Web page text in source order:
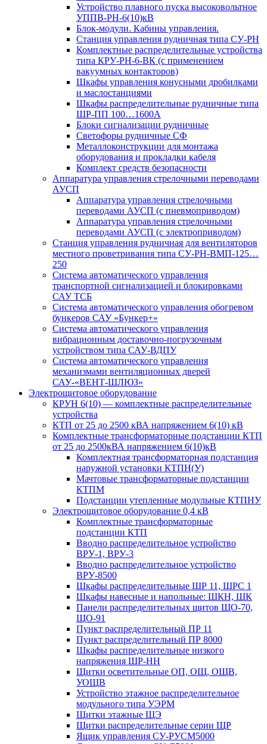
Устройство плавного пуска высоковольтное
УППВ-РН-6(10)кВ
Блок-модули. Кабины управления.
Станция управления рудничная типа СУ-РН
Комплектные распределительные устройства
типа КРУ-РН-6-ВК (с применением
вакуумных контакторов)
Шкафы управления конусными дробилками
и маслостанциями
Шкафы распределительные рудничные типа
ШР-ПП 100…1600А
Блоки сигнализации рудничные
Светофоры рудничные СФ
Металлоконструкции для монтажа
оборудования и прокладки кабеля
Комплект средств безопасности
Аппаратура управления стрелочными переводами
АУСП
Аппаратура управления стрелочными
переводами АУСП (с пневмоприводом)
Аппаратура управления стрелочными
переводами АУСП (с электроприводом)
Станция управления рудничная для вентиляторов
местного проветривания типа СУ-РН-ВМП-125…
250
Система автоматического управления
транспортной сигнализацией и блокировками
САУ ТСБ
Система автоматического управления обогревом
бункеров САУ «Бункер+»
Система автоматического управления
вибрационным доставочно-погрузочным
устройством типа САУ-ВДПУ
Система автоматического управления
механизмами вентиляционных дверей
САУ-«ВЕНТ-ШЛЮЗ»
Электрощитовое оборудование
КРУН 6(10) — комплектные распределительные
устройства
КТП от 25 до 2500 кВА напряжением 6(10) кВ
Комплектные трансформаторные подстанции КТП
от 25 до 2500кВА напряжением 6(10)кВ
Комплектная трансформаторная подстанция
наружной установки КТПН(У)
Мачтовые трансформаторные подстанции
КТПМ
Подстанции утепленные модульные КТПНУ
Электрощитовое оборудование 0,4 кВ
Комплектные трансформаторные
подстанции КТП
Вводно распределительное устройство
ВРУ-1, ВРУ-3
Вводно распределительное устройство
ВРУ-8500
Шкафы распределительные ШР 11, ШРС 1
Шкафы навесные и напольные: ШКН, ШК
Панели распределительных щитов ЩО-70,
ЩО-91
Пункт распределительный ПР 11
Пункт распределительный ПР 8000
Шкафы распределительные низкого
напряжения ШР-НН
Щитки осветительные ОП, ОЩ, ОЩВ,
УОЩВ
Устройство этажное распределительное
модульного типа УЭРМ
Щитки этажные ЩЭ
Щитки распределительные серии ЩР
Ящик управления СУ-РУСМ5000